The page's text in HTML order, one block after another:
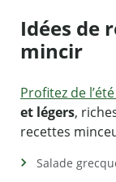
Idées de
mincir
Profitez de
et légers,
recettes
Salade